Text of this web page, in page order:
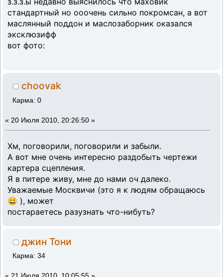
стандартный но ооочень сильно покромсан, а вот
маслянный поддон и маслозаборник оказался
эксклюзифф
вот фото:
choovak
Карма: 0
« 20 Июля 2010, 20:26:50 »
Хм, поговорили, поговорили и забыли.
А вот мне очень интересно раздобыть чертежи
картера сцепления.
Я в питере живу, мне до нами оч далеко.
Уважаемые Москвичи (это я к людям обращаюсь
😀 ), может
постараетесь разузнать что-нибуть?
джин Тони
Карма: 34